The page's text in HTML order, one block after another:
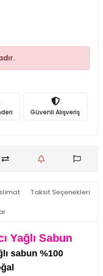
Güvenli Alışveriş
Taksit Seçenekleri
Yağlı Sabun
sabun %100